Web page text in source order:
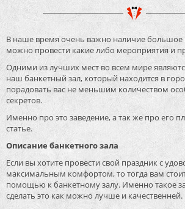
В наше время очень важно наличие большое
можно провести какие либо мероприятия и
Одними из лучших мест во всем мире
наш банкетный зал, который находится в
порадовать вас не меньшим количеством
секретов.
Именно про это заведение, а так же про его
статье.
Описание банкетного зала
Если вы хотите провести свой праздник с
максимальным комфортом, то тогда вам
помощью к банкетному залу. Именно такое
сделать это как можно лучше и качественней.